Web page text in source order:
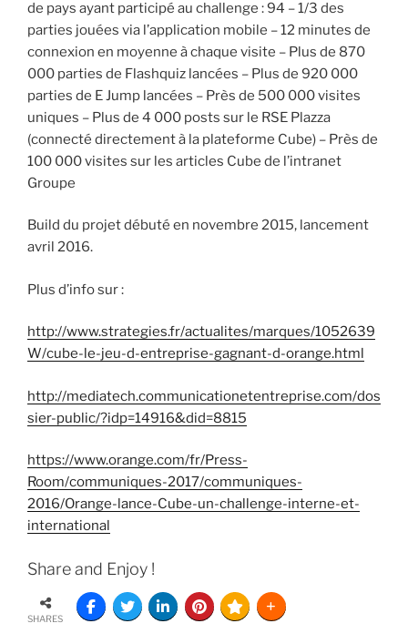
de pays ayant participé au challenge : 94 – 1/3 des
parties jouées via l’application mobile – 12 minutes de
connexion en moyenne à chaque visite – Plus de 870
000 parties de Flashquiz lancées – Plus de 920 000
parties de E Jump lancées – Près de 500 000 visites
uniques – Plus de 4 000 posts sur le RSE Plazza
(connecté directement à la plateforme Cube) – Près de
100 000 visites sur les articles Cube de l’intranet
Groupe
Build du projet débuté en novembre 2015, lancement
avril 2016.
Plus d’info sur :
http://www.strategies.fr/actualites/marques/1052639
W/cube-le-jeu-d-entreprise-gagnant-d-orange.html
http://mediatech.communicationetentreprise.com/dos
sier-public/?idp=14916&did=8815
https://www.orange.com/fr/Press-
Room/communiques-2017/communiques-
2016/Orange-lance-Cube-un-challenge-interne-et-
international
Share and Enjoy !
SHARES